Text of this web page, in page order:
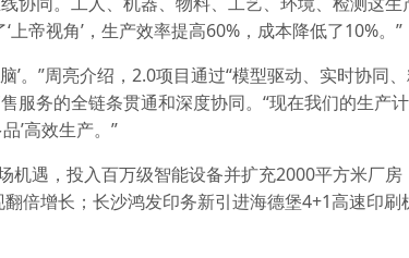
帝视角’，生产效率提高60%，成本降低了10%。”
’。”周亮介绍，2.0项目通过“模型驱动、实时协同
服务的全链条贯通和深度协同。“现在我们的生产
’高效生产。”
机遇，投入百万级智能设备并扩充2000平方米厂
倍增长；长沙鸿发印务新引进海德堡4+1高速印刷